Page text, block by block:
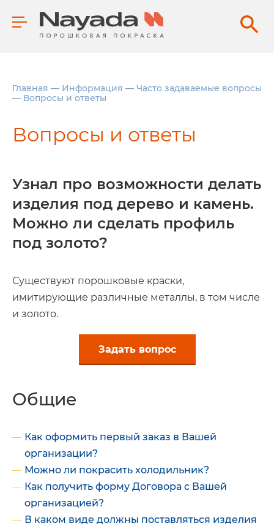
Главная — Информация — Часто задаваемые вопросы
— Вопросы и ответы
Вопросы и ответы
Узнал про возможности делать
изделия под дерево и камень.
Можно ли сделать профиль
под золото?
Существуют порошковые краски,
имитирующие различные металлы, в том числе
и золото.
Задать вопрос
Общие
Как оформить первый заказ в Вашей
организации?
Можно ли покрасить холодильник?
Как получить форму Договора с Вашей
организацией?
В каком виде должны поставляться изделия